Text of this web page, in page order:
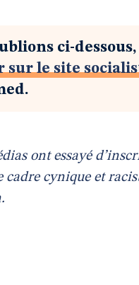
ci-
sur le site
ont essayé
cadre cynique et